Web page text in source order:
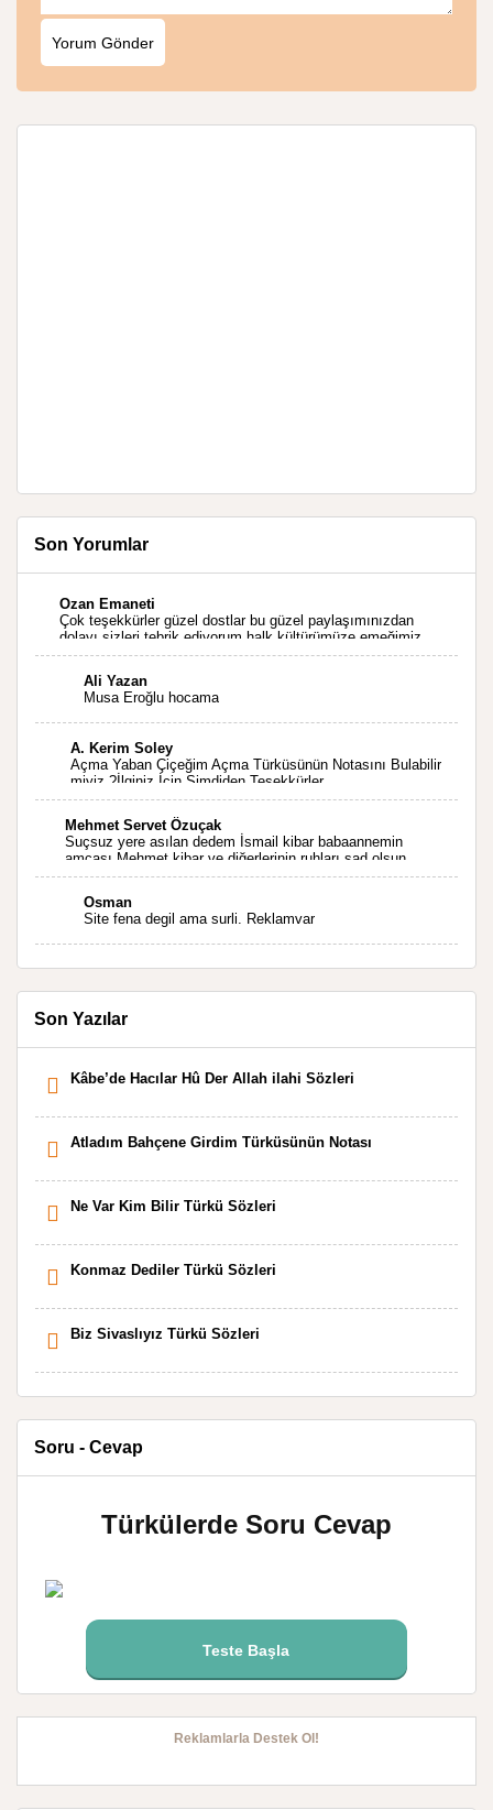
Son Yorumlar
Ozan Emaneti
Çok teşekkürler güzel dostlar bu güzel paylaşımınızdan
dolayı sizleri tebrik ediyorum halk kültürümüze emeğimiz
geçti ise ne mutlu bizlere sizlerin sayesinde türkülerimiz
Ali Yazan
Musa Eroğlu hocama
A. Kerim Soley
Açma Yaban Çiçeğim Açma Türküsünün Notasını Bulabilir
miyiz ?İlginiz İçin Şimdiden Teşekkürler.
Mehmet Servet Özuçak
Suçsuz yere asılan dedem İsmail kibar babaannemin
amcası Mehmet kibar ve diğerlerinin ruhları şad olsun.
Kahrolsun Cemal paşa
Osman
Site fena degil ama surli. Reklamvar
Son Yazılar
Kâbe’de Hacılar Hû Der Allah ilahi Sözleri
Atladım Bahçene Girdim Türküsünün Notası
Ne Var Kim Bilir Türkü Sözleri
Konmaz Dediler Türkü Sözleri
Biz Sivaslıyız Türkü Sözleri
Soru - Cevap
Türkülerde Soru Cevap
Teste Başla
Reklamlarla Destek Ol!